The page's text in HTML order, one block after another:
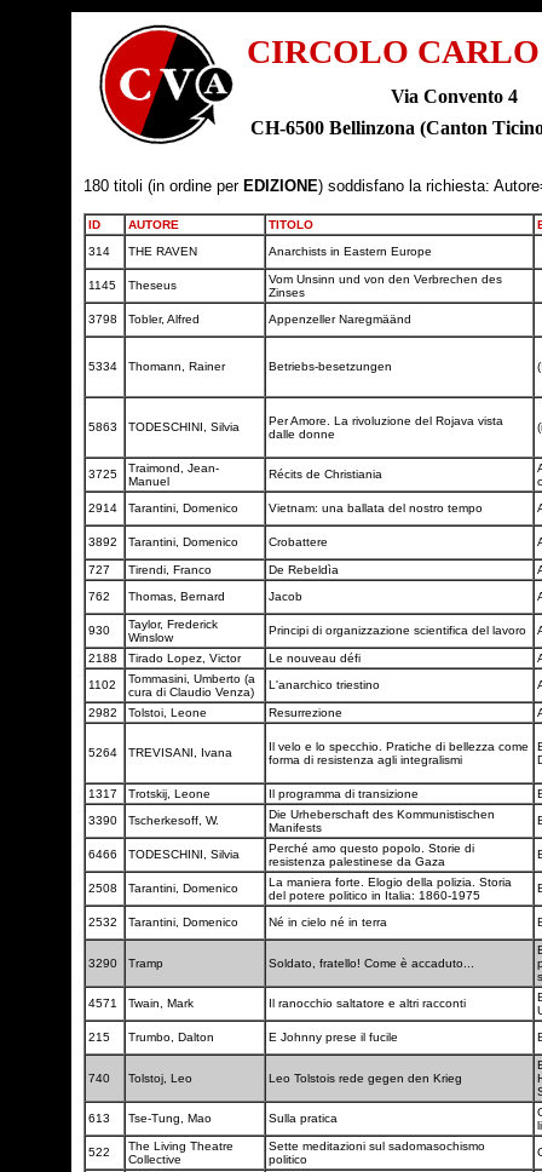
CIRCOLO
Via Convento 4
CH-6500 Bellinzona (Canton
180 titoli (in ordine per EDIZIONE) soddisfano la richiesta:
ID AUTORE TITOLO
314
THE RAVEN Anarchists in Eastern Europe
1145 Theseus
Vom Unsinn und von den Verbrechen des
Zinses
3798
Tobler, Alfred Appenzeller Naregmäänd
5334 Thomann, Rainer Betriebs-besetzungen
5863 TODESCHINI, Silvia
Per Amore. La rivoluzione del Rojava vista
dalle donne
3725
Traimond, Jean-
Manuel
Récits de Christiania
2914
Tarantini, Domenico Vietnam: una ballata del nostro tempo
3892 Tarantini, Domenico Crobattere
727 Tirendi, Franco De Rebeldìa
762
Thomas, Bernard Jacob
930
Taylor, Frederick
Winslow
Principi di organizzazione scientifica del lavoro
2188 Tirado Lopez, Victor Le nouveau défi
1102
Tommasini, Umberto (a
cura di Claudio Venza)
L'anarchico triestino
2982 Tolstoi, Leone Resurrezione
5264 TREVISANI, Ivana
Il velo e lo specchio. Pratiche di bellezza come
forma di resistenza agli integralismi
1317 Trotskij, Leone Il programma di transizione
3390
Tscherkesoff, W.
Die Urheberschaft des Kommunistischen
Manifests
6466 TODESCHINI, Silvia
Perché amo questo popolo. Storie di
resistenza palestinese da Gaza
2508 Tarantini, Domenico
La maniera forte. Elogio della polizia. Storia
del potere politico in Italia: 1860-1975
2532 Tarantini, Domenico Né in cielo né in terra
3290 Tramp Soldato, fratello! Come è accaduto...
4571
Twain, Mark Il ranocchio saltatore e altri racconti
215
Trumbo, Dalton E Johnny prese il fucile
740 Tolstoj, Leo Leo Tolstois rede gegen den Krieg
613
Tse-Tung, Mao Sulla pratica
522
The Living Theatre
Collective
Sette meditazioni sul sadomasochismo
politico